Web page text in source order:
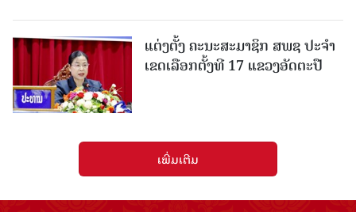
ແຕ່ງຕັ້ງ ຄະນະສະມາຊິກ ສພຊ ປະຈຳ
ເຂດເລືອກຕັ້ງທີ 17 ແຂວງອັດຕະປື
ເພີ່ມເຕີມ